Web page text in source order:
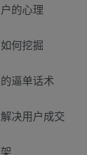
的心理
何挖掘
逼单话术
决用户成交